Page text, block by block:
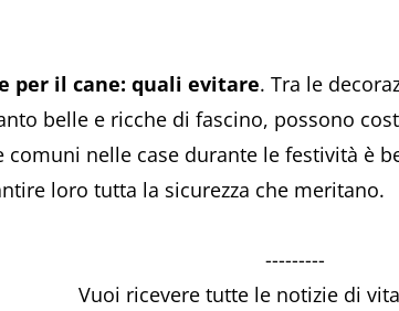
per il cane: quali evitare. Tra le
belle e ricche di fascino, possono
nelle case durante le festività è
loro tutta la sicurezza che meritano.
---------
Vuoi ricevere tutte le notizie di